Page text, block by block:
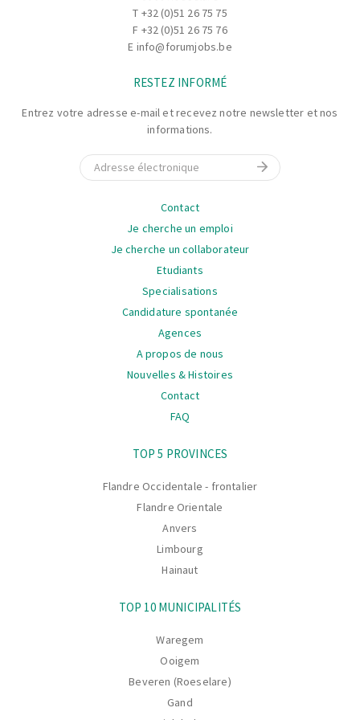
T +32 (0)51 26 75 75
F +32 (0)51 26 75 76
E info@forumjobs.be
RESTEZ INFORMÉ
Entrez votre adresse e-mail et recevez notre newsletter et nos
informations.
E-mail
Contact
Je cherche un emploi
Je cherche un collaborateur
Etudiants
Specialisations
Candidature spontanée
Agences
A propos de nous
Nouvelles & Histoires
Contact
FAQ
TOP 5 PROVINCES
Flandre Occidentale - frontalier
Flandre Orientale
Anvers
Limbourg
Hainaut
TOP 10 MUNICIPALITÉS
Waregem
Ooigem
Beveren (Roeselare)
Gand